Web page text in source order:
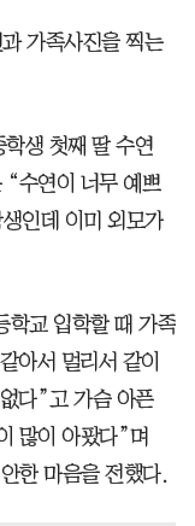
가족사진을 찍는
생 첫째 딸 수연
“수연이 너무 예쁘
인데 이미 외모가
학교 입학할 때 가족
아서 멀리서 같이
다”고 가슴 아픈
많이 아팠다”며
한 마음을 전했다.